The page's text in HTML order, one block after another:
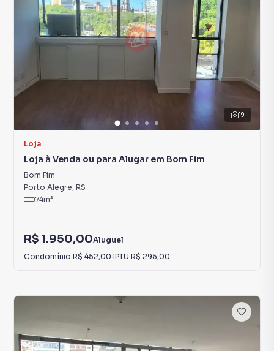
19
Loja
Loja à Venda ou para Alugar em Bom Fim
Bom Fim
Porto Alegre, RS
74m²
R$ 1.950,00Aluguel
Condomínio R$ 452,00·IPTU R$ 295,00